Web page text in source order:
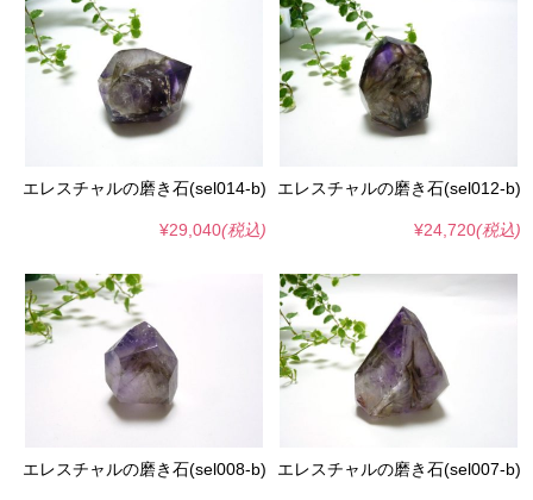
エレスチャルの磨き石(sel014-b)
¥29,040(税込)
エレスチャルの磨き石(sel012-b)
¥24,720(税込)
エレスチャルの磨き石(sel008-b) エレスチャルの磨き石(sel007-b)